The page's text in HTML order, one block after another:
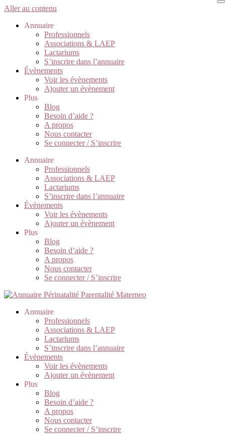
Aller au contenu
Annuaire
Professionnels
Associations & LAEP
Lactariums
S’inscrire dans l’annuaire
Évènements
Voir les évènements
Ajouter un évènement
Plus
Blog
Besoin d’aide ?
A propos
Nous contacter
Se connecter / S’inscrire
Annuaire
Professionnels
Associations & LAEP
Lactariums
S’inscrire dans l’annuaire
Évènements
Voir les évènements
Ajouter un évènement
Plus
Blog
Besoin d’aide ?
A propos
Nous contacter
Se connecter / S’inscrire
Annuaire
Professionnels
Associations & LAEP
Lactariums
S’inscrire dans l’annuaire
Évènements
Voir les évènements
Ajouter un évènement
Plus
Blog
Besoin d’aide ?
A propos
Nous contacter
Se connecter / S’inscrire